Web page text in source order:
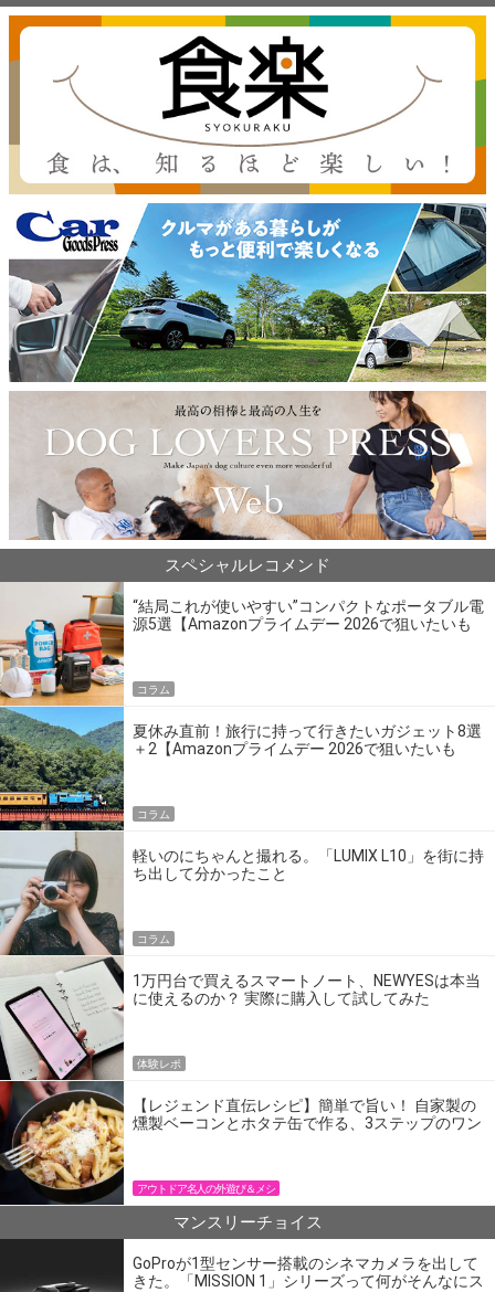
スペシャルレコメンド
“結局これが使いやすい”コンパクトなポータブル電
源5選【Amazonプライムデー 2026で狙いたいも
コラム
夏休み直前！旅行に持って行きたいガジェット8選
＋2【Amazonプライムデー 2026で狙いたいも
コラム
軽いのにちゃんと撮れる。「LUMIX L10」を街に持
ち出して分かったこと
コラム
1万円台で買えるスマートノート、NEWYESは本当
に使えるのか？ 実際に購入して試してみた
体験レポ
【レジェンド直伝レシピ】簡単で旨い！ 自家製の
燻製ベーコンとホタテ缶で作る、3ステップのワン
アウトドア名人の外遊び＆メシ
マンスリーチョイス
GoProが1型センサー搭載のシネマカメラを出して
きた。「MISSION 1」シリーズって何がそんなにス